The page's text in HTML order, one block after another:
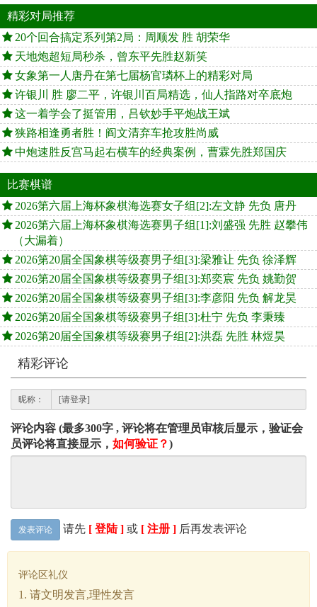
精彩对局推荐
20个回合搞定系列第2局：周顺发 胜 胡荣华
天地炮超短局秒杀，曾东平先胜赵新笑
女象第一人唐丹在第七届杨官璘杯上的精彩对局
许银川 胜 廖二平，许银川百局精选，仙人指路对卒底炮
这一着学会了挺管用，吕钦妙手平炮战王斌
狭路相逢勇者胜！阎文清弃车抢攻胜尚威
中炮速胜反宫马起右横车的经典案例，曹霖先胜郑国庆
比赛棋谱
2026第六届上海杯象棋海选赛女子组[2]:左文静 先负 唐丹
2026第六届上海杯象棋海选赛男子组[1]:刘盛强 先胜 赵攀伟
（大漏着）
2026第20届全国象棋等级赛男子组[3]:梁雅让 先负 徐泽辉
2026第20届全国象棋等级赛男子组[3]:郑奕宸 先负 姚勤贺
2026第20届全国象棋等级赛男子组[3]:李彦阳 先负 解龙昊
2026第20届全国象棋等级赛男子组[3]:杜宁 先负 李秉臻
2026第20届全国象棋等级赛男子组[2]:洪磊 先胜 林煜昊
精彩评论
昵称：
评论内容 (最多300字 , 评论将在管理员审核后显示，验证会
员评论将直接显示， 如何验证？)
发表评论 请先 [ 登陆 ] 或 [ 注册 ] 后再发表评论
评论区礼仪
1. 请文明发言,理性发言